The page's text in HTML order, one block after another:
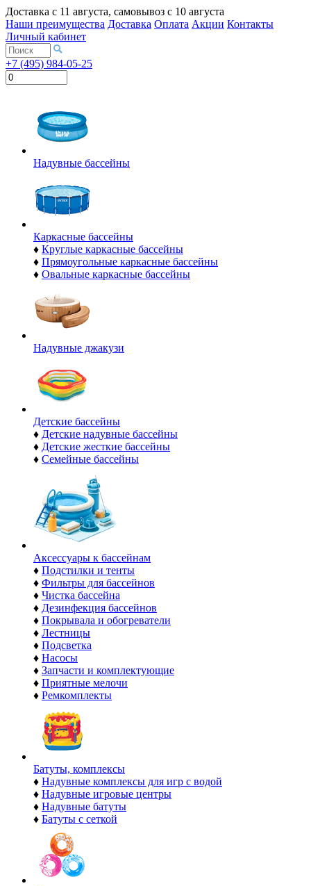
Доставка с 11 августа, самовывоз с 10 августа
Наши преимущества Доставка Оплата Акции Контакты
Личный кабинет
+7 (495) 984-05-25
Надувные бассейны
Каркасные бассейны
♦ Круглые каркасные бассейны
♦ Прямоугольные каркасные бассейны
♦ Овальные каркасные бассейны
Надувные джакузи
Детские бассейны
♦ Детские надувные бассейны
♦ Детские жесткие бассейны
♦ Семейные бассейны
Аксессуары к бассейнам
♦ Подстилки и тенты
♦ Фильтры для бассейнов
♦ Чистка бассейна
♦ Дезинфекция бассейнов
♦ Покрывала и обогреватели
♦ Лестницы
♦ Подсветка
♦ Насосы
♦ Запчасти и комплектующие
♦ Приятные мелочи
♦ Ремкомплекты
Батуты, комплексы
♦ Надувные комплексы для игр с водой
♦ Надувные игровые центры
♦ Надувные батуты
♦ Батуты с сеткой